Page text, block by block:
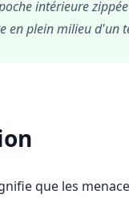
intérieure
en plein milieu d'un
que les